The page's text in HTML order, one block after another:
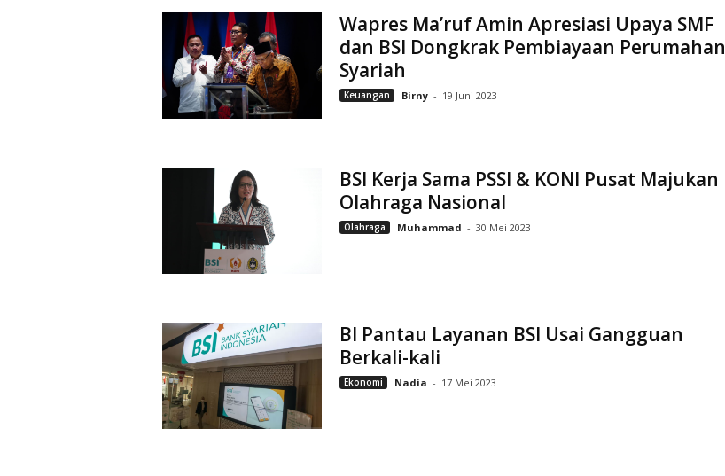
Wapres Ma’ruf Amin Apresiasi Upaya SMF
dan BSI Dongkrak Pembiayaan Perumahan
Syariah
Keuangan Birny - 19 Juni 2023
BSI Kerja Sama PSSI & KONI Pusat Majukan
Olahraga Nasional
Olahraga Muhammad - 30 Mei 2023
BI Pantau Layanan BSI Usai Gangguan
Berkali-kali
Ekonomi Nadia - 17 Mei 2023